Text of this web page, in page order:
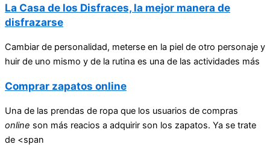
La Casa de los Disfraces, la mejor manera de
disfrazarse
Cambiar de personalidad, meterse en la piel de otro personaje y
huir de uno mismo y de la rutina es una de las actividades más
Comprar zapatos online
Una de las prendas de ropa que los usuarios de compras
online son más reacios a adquirir son los zapatos. Ya se trate
de <span